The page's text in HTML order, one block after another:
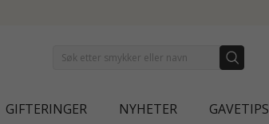
GIFTERINGER NYHETER GAVETIPS